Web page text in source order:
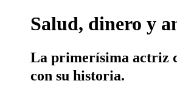
Salud, dinero y
La primerísima actriz
con su historia.